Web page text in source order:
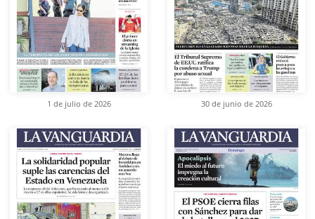
1 de julio de 2026 30 de junio de 2026